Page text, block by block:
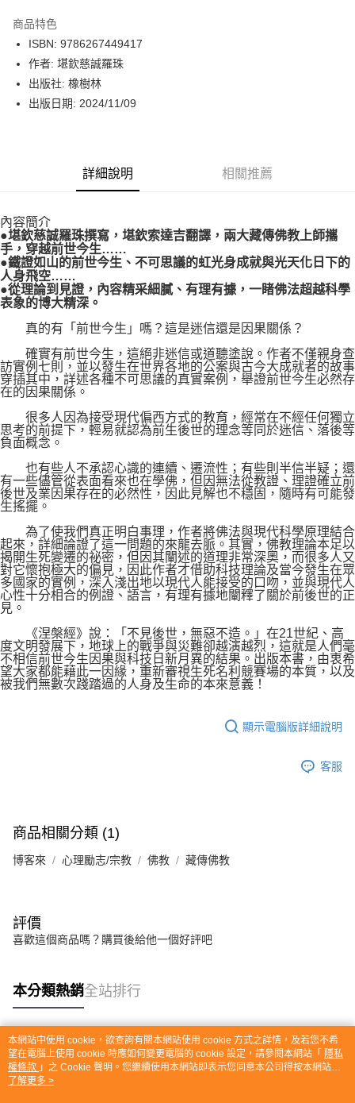
LINE Pay
Apple Pay
街口支付
博客來商品配送方式
每筆NT$80，滿NT$1,000(含以上)免運費
商品特色
ISBN: 9786267449417
作者: 堪欽慈誠羅珠
出版社: 橡樹林
出版日期: 2024/11/09
詳細說明 相關推薦
內容簡介
●堪欽慈誠羅珠撰寫，堪欽索達吉翻譯，兩大藏傳佛教上師攜
手，穿越前世今生……
●鐵證如山的前世今生、不可思議的虹光身成就與光天化日下的
人身飛空……
●從理論到見證，內容精采細膩、有理有據，一睹佛法超越科學
表象的博大精深。
真的有「前世今生」嗎？這是迷信還是因果關係？
確實有前世今生，這絕非迷信或道聽塗說。作者不僅親身查
訪實例七則，並以發生在世界各地的公案與古今大成就者的故事
穿插其中，詳述各種不可思議的真實案例，舉證前世今生必然存
在的因果關係。
很多人因為接受現代偏西方式的教育，經常在不經任何獨立
思考的前提下，輕易就認為前生後世的理念等同於迷信、落後等
負面概念。
也有些人不承認心識的連續、遷流性；有些則半信半疑；還
有一些儘管從表面看來也在學佛，但因無法從教證、理證確立前
後世及業因果存在的必然性，因此見解也不穩固，隨時有可能發
生搖擺。
為了使我們真正明白事理，作者將佛法與現代科學原理結合
起來，詳細論證了這一問題的來龍去脈。其實，佛教理論本足以
揭開生死變遷的祕密，但因其闡述的道理非常深奧，而很多人又
對它懷抱極大的偏見，因此作者才借助科技理論及當今發生在眾
多國家的實例，深入淺出地以現代人能接受的口吻，並與現代人
心性十分相合的例證、語言，有理有據地闡釋了關於前後世的正
見。
《涅槃經》說：「不見後世，無惡不造。」在21世紀、高
度文明發展下，地球上的戰爭與災難卻越演越烈，這就是人們毫
不相信前世今生因果與科技日新月異的結果。出版本書，由衷希
望大家都能藉此一因緣，重新審視生死名利競賽場的本質，以及
被我們無數次踐踏過的人身及生命的本來意義！
顯示電腦版詳細說明
客服
商品相關分類 (1)
博客來 心理勵志/宗教 佛教 藏傳佛教
評價
喜歡這個商品嗎？購買後給他一個好評吧
本分類熱銷全站排行
熱門標籤
本網站中使用 cookie，欲查詢有關本網站使用 cookie 方式之詳情，及若您不希
望在電腦上使用 cookie 時應如何變更電腦的 cookie 設定，請參閱本網站「 隱私
權條款 」之 Cookie 聲明。您繼續使用本網站即表示您同意本公司得按本網站使
用條款之 Cookie 聲明使用 cookie。
了解更多 >